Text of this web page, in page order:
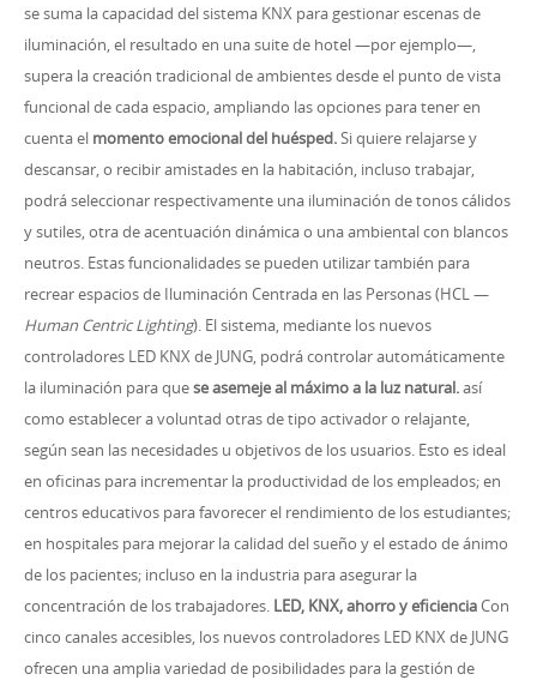
se suma la capacidad del sistema KNX para gestionar escenas de
iluminación, el resultado en una suite de hotel —por ejemplo—,
supera la creación tradicional de ambientes desde el punto de vista
funcional de cada espacio, ampliando las opciones para tener en
cuenta el momento emocional del huésped.Si quiere relajarse y
descansar, o recibir amistades en la habitación, incluso trabajar,
podrá seleccionar respectivamente una iluminación de tonos cálidos
y sutiles, otra de acentuación dinámica o una ambiental con blancos
neutros. Estas funcionalidades se pueden utilizar también para
recrear espacios de Iluminación Centrada en las Personas (HCL —
Human Centric Lighting). El sistema, mediante los nuevos
controladores LED KNX de JUNG, podrá controlar automáticamente
la iluminación para quese asemeje al máximo a la luz natural.así
como establecer a voluntad otras de tipo activador o relajante,
según sean las necesidades u objetivos de los usuarios. Esto es ideal
en oficinas para incrementar la productividad de los empleados; en
centros educativos para favorecer el rendimiento de los estudiantes;
en hospitales para mejorar la calidad del sueño y el estado de ánimo
de los pacientes; incluso en la industria para asegurar la
concentración de los trabajadores. LED, KNX, ahorro y eficienciaCon
cinco canales accesibles, los nuevos controladores LED KNX de JUNG
ofrecen una amplia variedad de posibilidades para la gestión de